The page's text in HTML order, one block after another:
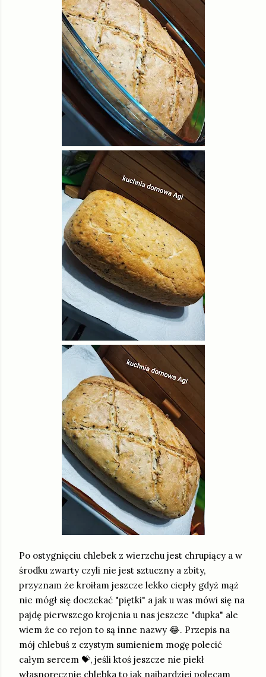
Po ostygnięciu chlebek z wierzchu jest chrupiący a w
środku zwarty czyli nie jest sztuczny a zbity,
przyznam że kroiłam jeszcze lekko ciepły gdyż mąż
nie mógł się doczekać "piętki" a jak u was mówi się na
pajdę pierwszego krojenia u nas jeszcze "dupka" ale
wiem że co rejon to są inne nazwy 😂. Przepis na
mój chlebuś z czystym sumieniem mogę polecić
całym sercem 💝, jeśli ktoś jeszcze nie piekł
własnoręcznie chlebka to jak najbardziej polecam